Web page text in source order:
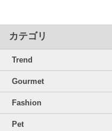
カテゴリ
Trend
Gourmet
Fashion
Pet